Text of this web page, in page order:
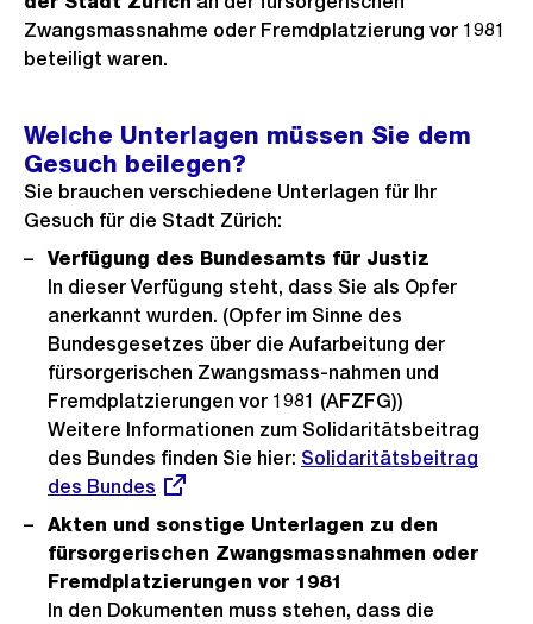
Zwangsmassnahme oder Fremdplatzierung vor 1981
beteiligt waren.
Welche Unterlagen müssen Sie dem
Gesuch beilegen?
Sie brauchen verschiedene Unterlagen für Ihr
Gesuch für die Stadt Zürich:
Verfügung des Bundesamts für Justiz
In dieser Verfügung steht, dass Sie als Opfer
anerkannt wurden. (Opfer im Sinne des
Bundesgesetzes über die Aufarbeitung der
fürsorgerischen Zwangsmass-nahmen und
Fremdplatzierungen vor 1981 (AFZFG))
Weitere Informationen zum Solidaritätsbeitrag
des Bundes finden Sie hier: Externer
Solidaritätsbeitrag
des Bundes
Akten und sonstige Unterlagen zu den
fürsorgerischen Zwangsmassnahmen oder
Fremdplatzierungen vor 1981
In den Dokumenten muss stehen, dass die